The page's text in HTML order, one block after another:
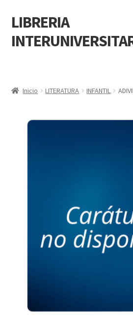
LIBRERIA
Carrito
POLÍTICA DE MANEJO DE
PERSONALES DE CORPORACIÓN
SERVICIO
Inicio LITERATURA INFANTIL